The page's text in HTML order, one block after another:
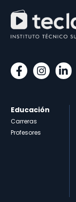
Educación
Carreras
Profesores